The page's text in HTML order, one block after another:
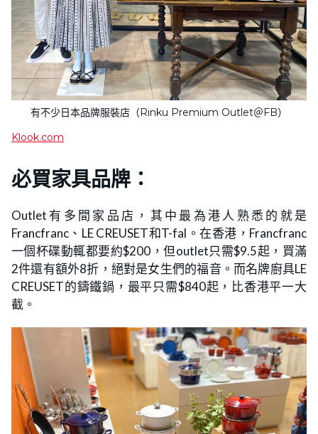
有不少日本品牌服裝店（Rinku Premium Outlet＠FB）
Klook.com
必買家具品牌：
Outlet有多間家品店，其中最為港人熟悉的就是
Francfranc、LE CREUSET和T-fal。在香港，Francfranc
一個杯碟動輒都要約$200，但outlet只需$9.5起，買滿
2件還有額外8折，絕對是女生們的福音。而名牌廚具LE
CREUSET的鑄鐵鍋，最平只需$840起，比香港平一大
截。